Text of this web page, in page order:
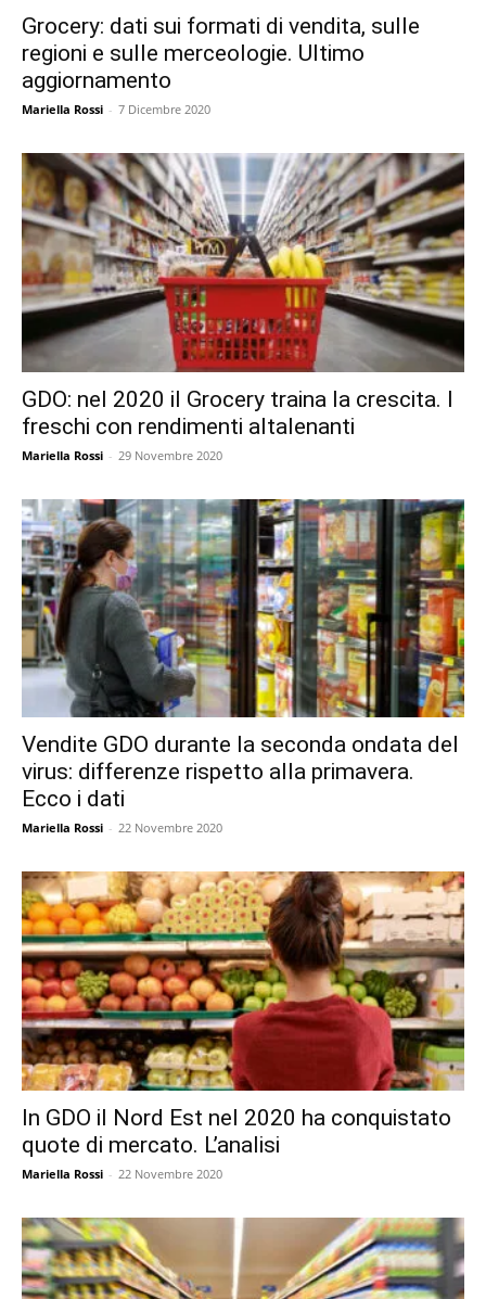
Grocery: dati sui formati di vendita, sulle
regioni e sulle merceologie. Ultimo
aggiornamento
Mariella Rossi - 7 Dicembre 2020
GDO: nel 2020 il Grocery traina la crescita. I
freschi con rendimenti altalenanti
Mariella Rossi - 29 Novembre 2020
Vendite GDO durante la seconda ondata del
virus: differenze rispetto alla primavera.
Ecco i dati
Mariella Rossi - 22 Novembre 2020
In GDO il Nord Est nel 2020 ha conquistato
quote di mercato. L’analisi
Mariella Rossi - 22 Novembre 2020